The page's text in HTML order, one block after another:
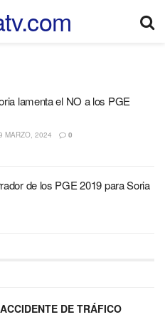
lamenta el NO a los PGE
MARZO, 2024 0
de los PGE 2019 para Soria
DE TRÁFICO